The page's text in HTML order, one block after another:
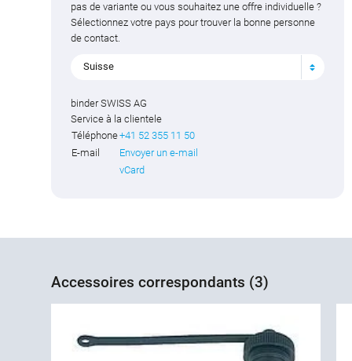
pas de variante ou vous souhaitez une offre individuelle ?
Sélectionnez votre pays pour trouver la bonne personne
de contact.
Suisse
binder SWISS AG
Service à la clientele
Téléphone+41 52 355 11 50
E-mail
Envoyer un e-mail
vCard
Accessoires correspondants (3)